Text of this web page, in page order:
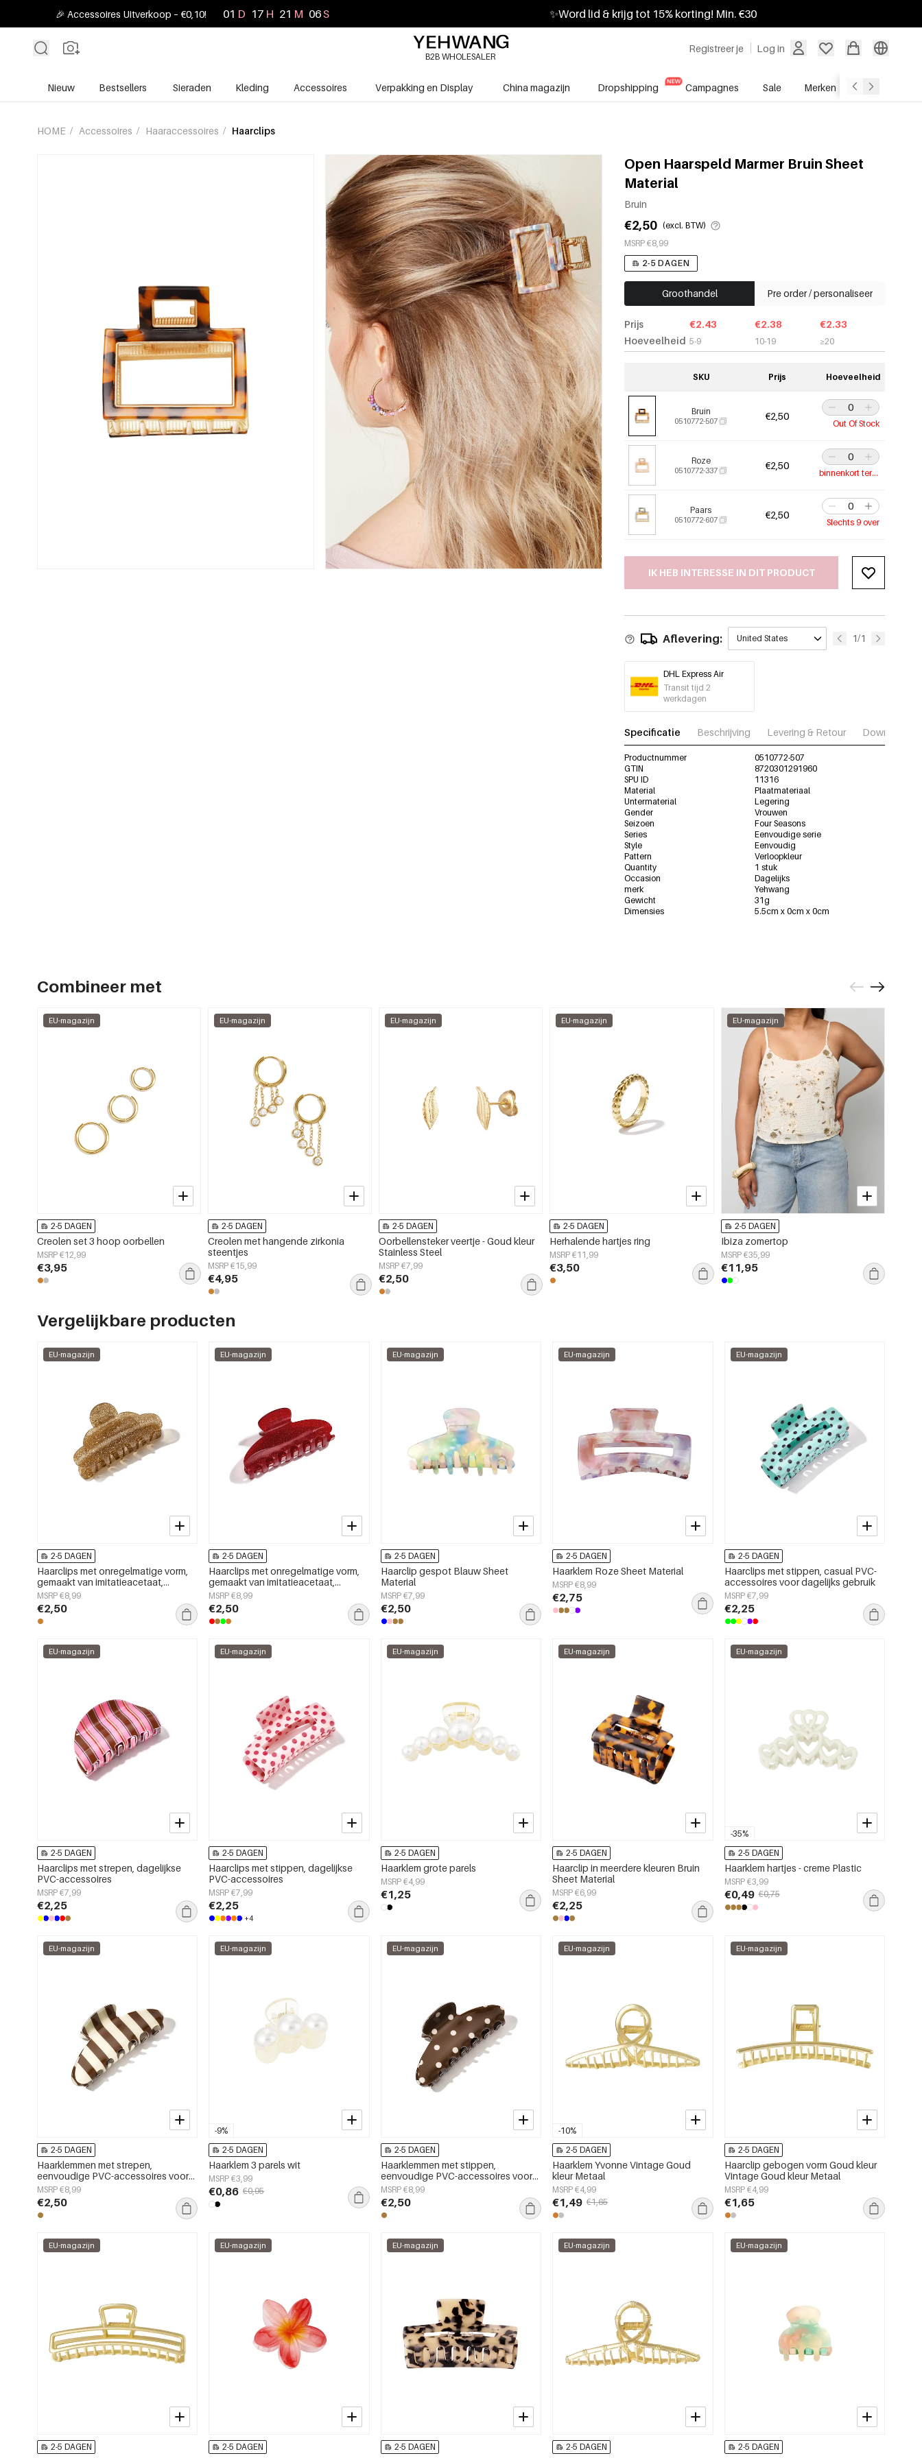
🎉 Accessoires Uitverkoop – €0,10! 01 D 17 H 21 M 05S ✨Word lid & krijg tot 15% korting! Min. €30
Registreer je Log in
B2B WHOLESALER
Nieuw Bestsellers Sieraden Kleding Accessoires Verpakking en Display China magazijn Dropshipping Campagnes Sale Merken
HOME / Accessoires / Haaraccessoires / Haarclips
Open Haarspeld Marmer Bruin Sheet
Material
Bruin
€2,50 (excl. BTW)
MSRP €8,99
2-5 DAGEN
Groothandel Pre order / personaliseer
Prijs
Hoeveelheid
€2.43
5-9
€2.38
10-19
€2.33
≥20
SKU Prijs Hoeveelheid
Bruin
0510772-507 €2,50
Out Of Stock
Roze
0510772-337 €2,50
binnenkort terug
Paars
0510772-607 €2,50
Slechts 9 over
IK HEB INTERESSE IN DIT PRODUCT
Aflevering: United States 1/1
DHL Express Air
Transit tijd 2
werkdagen
Specificatie Beschrijving Levering & Retour Download
Productnummer
0510772-507
GTIN
8720301291960
SPU ID
11316
Material
Plaatmateriaal
Untermaterial
Legering
Gender
Vrouwen
Seizoen
Four Seasons
Series
Eenvoudige serie
Style
Eenvoudig
Pattern
Verloopkleur
Quantity
1 stuk
Occasion
Dagelijks
merk
Yehwang
Gewicht
31g
Dimensies
5.5cm x 0cm x 0cm
Combineer met
EU-magazijn
2-5 DAGEN
Creolen set 3 hoop oorbellen
MSRP €12,99
€3,95
EU-magazijn
2-5 DAGEN
Creolen met hangende zirkonia
steentjes
MSRP €15,99
€4,95
EU-magazijn
2-5 DAGEN
Oorbellensteker veertje - Goud kleur
Stainless Steel
MSRP €7,99
€2,50
EU-magazijn
2-5 DAGEN
Herhalende hartjes ring
MSRP €11,99
€3,50
EU-magazijn
2-5 DAGEN
Ibiza zomertop
MSRP €35,99
€11,95
Vergelijkbare producten
EU-magazijn
2-5 DAGEN
Haarclips met onregelmatige vorm,
gemaakt van imitatieacetaat,
dagelijkse accessoires
MSRP €8,99
€2,50
EU-magazijn
2-5 DAGEN
Haarclips met onregelmatige vorm,
gemaakt van imitatieacetaat,
dagelijkse accessoires
MSRP €8,99
€2,50
EU-magazijn
2-5 DAGEN
Haarclip gespot Blauw Sheet
Material
MSRP €7,99
€2,50
EU-magazijn
2-5 DAGEN
Haarklem Roze Sheet Material
MSRP €8,99
€2,75
EU-magazijn
2-5 DAGEN
Haarclips met stippen, casual PVC-
accessoires voor dagelijks gebruik
MSRP €7,99
€2,25
EU-magazijn
2-5 DAGEN
Haarclips met strepen, dagelijkse
PVC-accessoires
MSRP €7,99
€2,25
EU-magazijn
2-5 DAGEN
Haarclips met stippen, dagelijkse
PVC-accessoires
MSRP €7,99
€2,25
+4
EU-magazijn
2-5 DAGEN
Haarklem grote parels
MSRP €4,99
€1,25
EU-magazijn
2-5 DAGEN
Haarclip in meerdere kleuren Bruin
Sheet Material
MSRP €6,99
€2,25
-35%
EU-magazijn
2-5 DAGEN
Haarklem hartjes - creme Plastic
MSRP €3,99
€0,49 €0,75
EU-magazijn
2-5 DAGEN
Haarklemmen met strepen,
eenvoudige PVC-accessoires voor
dagelijks gebruik
MSRP €8,99
€2,50
-9%
EU-magazijn
2-5 DAGEN
Haarklem 3 parels wit
MSRP €3,99
€0,86 €0,95
EU-magazijn
2-5 DAGEN
Haarklemmen met stippen,
eenvoudige PVC-accessoires voor
dagelijks gebruik
MSRP €8,99
€2,50
-10%
EU-magazijn
2-5 DAGEN
Haarklem Yvonne Vintage Goud
kleur Metaal
MSRP €4,99
€1,49 €1,65
EU-magazijn
2-5 DAGEN
Haarclip gebogen vorm Goud kleur
Vintage Goud kleur Metaal
MSRP €4,99
€1,65
EU-magazijn
2-5 DAGEN
EU-magazijn
2-5 DAGEN
EU-magazijn
2-5 DAGEN
EU-magazijn
2-5 DAGEN
EU-magazijn
2-5 DAGEN